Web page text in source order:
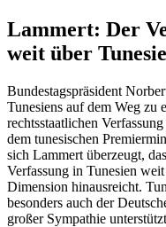
Lammert: Der
weit über
Bundestagspräsident
Tunesiens auf dem Weg zu
rechtsstaatlichen
dem tunesischen
sich Lammert überzeugt,
Verfassung in Tunesien
Dimension hinausreicht.
besonders auch der
großer Sympathie